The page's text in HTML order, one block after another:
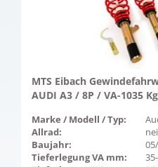
MTS Eibach
AUDI A3 / 8P / VA-1035
Marke / Modell / Typ:
Allrad:
Baujahr:
Tieferlegung VA mm: